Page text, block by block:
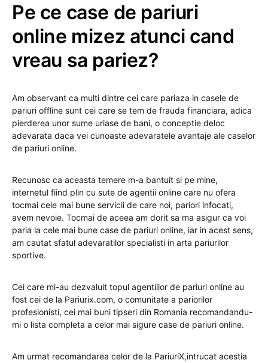
Pe ce case de pariuri
online mizez atunci cand
vreau sa pariez?
Am observant ca multi dintre cei care pariaza in casele de
pariuri offline sunt cei care se tem de frauda financiara, adica
pierderea unor sume uriase de bani, o conceptie deloc
adevarata daca vei cunoaste adevaratele avantaje ale caselor
de pariuri online.
Recunosc ca aceasta temere m-a bantuit si pe mine,
internetul fiind plin cu sute de agentii online care nu ofera
tocmai cele mai bune servicii de care noi, pariori infocati,
avem nevoie. Tocmai de aceea am dorit sa ma asigur ca voi
paria la cele mai bune case de pariuri online, iar in acest sens,
am cautat sfatul adevaratilor specialisti in arta pariurilor
sportive.
Cei care mi-au dezvaluit topul agentiilor de pariuri online au
fost cei de la Pariurix.com, o comunitate a pariorilor
profesionisti, cei mai buni tipseri din Romania recomandandu-
mi o lista completa a celor mai sigure case de pariuri online.
Am urmat recomandarea celor de la PariuriX,intrucat acestia